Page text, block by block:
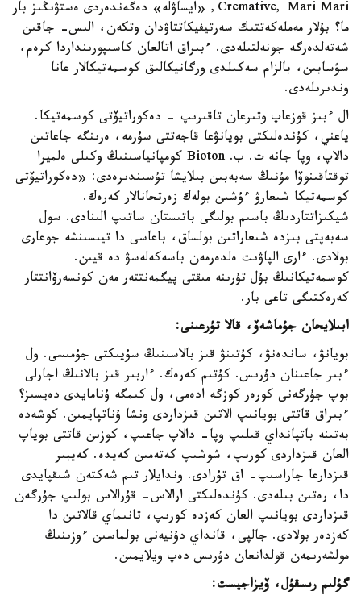
Cremative, Mari Mari, «ايساۋلە» دەگەندەردى ەستۋىڭىز بار
ما؟ بۇلار مەملەكەتتىك سەرتيفيكاتتاۋدان وتكەن، الىس- جاقىن
شەتەلدەرگە جونەلتىلەدى. ءبىراق اتالعان كاسىپورىنداردا كرەم،
سۋسابىن، بالزام سەكىلدى ورگانيكالىق كوسمەتيكالار عانا
وندىرىلەدى.
ال ءبىز قوزعاپ وتىرعان تاقىرىپ - دەكوراتيۆتى كوسمەتيكا.
ياعني، كۇندەلىكتى بويانۋعا قاجەتتى سۇرمە، ەرىنگە جاعاتىن
دالاپ، وپا جانە ت. ب. Bioton كومپانياسىنىڭ وكىلى ەلميرا
توقتاقىنوۆا مۇنىڭ سەبەبىن بىلايشا تۇسىندىرەدى: «دەكوراتيۆتى
كوسمەتيكا شىعارۋ ءۇشىن بولەك زەرتحانالار كەرەك.
شيكىزاتتاردىڭ باسىم بولىگى باتىستان ساتىپ الىنادى. سول
سەبەپتى بىزدە شىعاراتىن بولساق، باعاسى دا تيىسىنشە جوعارى
بولادى. ءارى الپاۋىت ەلدەرمەن باسەكەلەسۋ دە قيىن.
كوسمەتيكانىڭ بۇل تۇرىنە مىقتى پيگمەنتتەر مەن كونسەرۆانتتار
كەرەكتىگى تاعى بار.
ابىلايحان جۇماشەۆ، قالا تۇرعىنى:
بويانۋ، ساندەنۋ، كۇتىنۋ قىز بالاسىنىڭ سۇيىكتى جۇمىسى. ول
ءبىر جاعىنان دۇرىس. كۇتىم كەرەك. ءاربىر قىز بالانىڭ اجارلى
بوپ جۇرگەنى كورەر كوزگە ادەمى، ول كىمگە ۇنامايدى دەيسىز؟
ءبىراق قاتتى بويانىپ الاتىن قىزداردى ونشا ۇناتپايمىن. كوشەدە
بەتىنە باتپانداي قىلىپ وپا- دالاپ جاعىپ، كوزىن قاتتى بوياپ
العان قىزداردى كورىپ، شوشىپ كەتەمىن كەيدە. كەيبىر
قىزدارعا جاراسىپ- اق تۇرادى. وندايلار تىم شەكتەن شىقپايدى
دا، رەتىن بىلەدى. كۇندەلىكتى ارالاس- قۇرالاس بولىپ جۇرگەن
قىزداردى بويانىپ العان كەزدە كورىپ، تانىماي قالاتىن دا
كەزدەر بولادى. جالپى، قانداي دۇنيەنى بولماسىن ءوزىنىڭ
مولشەرىمەن قولدانعان دۇرىس دەپ ويلايمىن.
گۇلىم رىسقۇل، ۆيزاجيست: